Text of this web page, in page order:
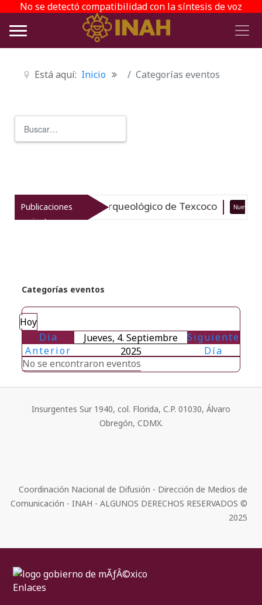
No se detectó compatibilidad con la síntesis de voz
Está aquí: Inicio Categorías eventos
Publicaciones
recientes
el patrimonio arqueológico de Texcoco Nuevo
Categorías eventos
Hoy
Día
Anterior
Jueves, 4. Septiembre
2025
Siguiente
Día
No se encontraron eventos
Insurgentes Sur 1940, col. Florida, C.P. 01030, Álvaro
Obregón, CDMX.
Coordinación Nacional de Difusión - Dirección de Medios de
Comunicación - INAH - ALGUNOS DERECHOS RESERVADOS ©
2025
Enlaces